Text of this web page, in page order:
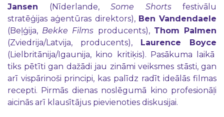
Jansen (Nīderlande, Some Shortsfestivālu
stratēģijas aģentūras direktors), Ben Vandendaele
(Beļģija, Bekke Films producents), Thom Palmen
(Zviedrija/Latvija, producents), Laurence Boyce
(Lielbritānija/Igaunija, kino kritiķis). Pasākuma laikā
tiks pētīti gan dažādi jau zināmi veiksmes stāsti, gan
arī vispārinoši principi, kas palīdz radīt ideālās filmas
recepti. Pirmās dienas noslēgumā kino profesionāļi
aicinās arī klausītājus pievienoties diskusijai.